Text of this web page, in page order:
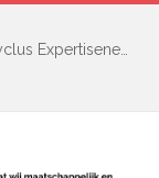
Auditcoördinator | Transitiecoach Visitatiecyclus Expertisenetwerk NAH +